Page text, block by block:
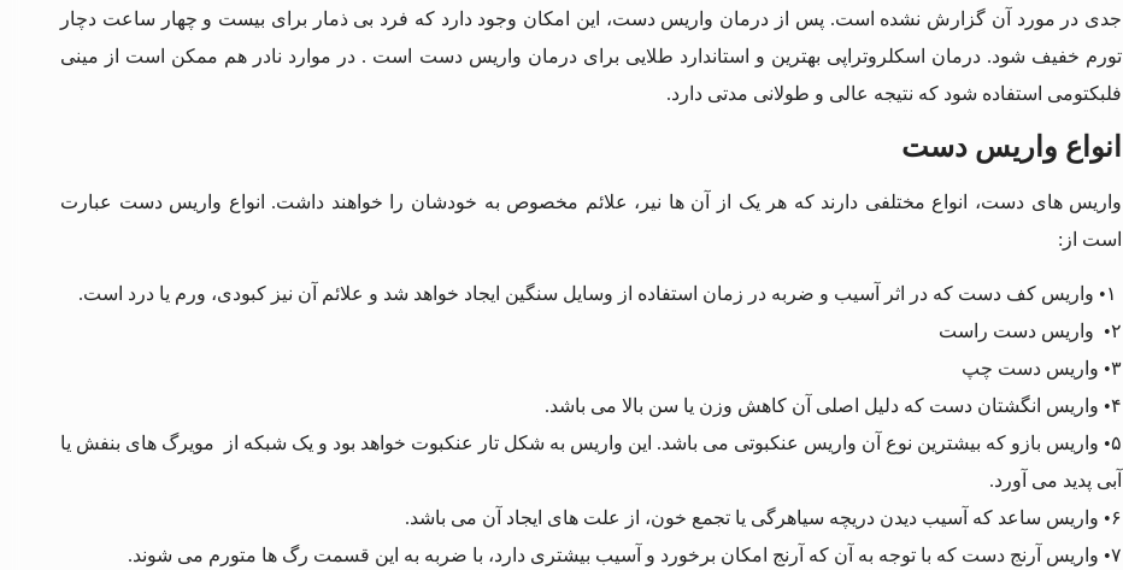
جدی در مورد آن گزارش نشده است. پس از درمان واریس دست، این امکان وجود دارد که فرد بی ذمار برای بیست و چهار ساعت دچار
تورم خفیف شود. درمان اسکلروتراپی بهترین و استاندارد طلایی برای درمان واریس دست است . در موارد نادر هم ممکن است از مینی
فلبکتومی استفاده شود که نتیجه عالی و طولانی مدتی دارد.
انواع واریس دست
واریس های دست، انواع مختلفی دارند که هر یک از آن ها نیر، علائم مخصوص به خودشان را خواهند داشت. انواع واریس دست عبارت
است از:
۲• واریس دست راست
۳• واریس دست چپ
۴• واریس انگشتان دست که دلیل اصلی آن کاهش وزن یا سن بالا می باشد.
۵• واریس بازو که بیشترین نوع آن واریس عنکبوتی می باشد. این واریس به شکل تار عنکبوت خواهد بود و یک شبکه‌ از مویرگ‌ های بنفش یا
آبی پدید می آورد.
۶• واریس ساعد که آسیب دیدن دریچه سیاهرگی یا تجمع خون، از علت های ایجاد آن می باشد.
۷• واریس آرنج دست که با توجه به آن که آرنج امکان برخورد و آسیب بیشتری دارد، با ضربه به این قسمت رگ ها متورم می شوند.